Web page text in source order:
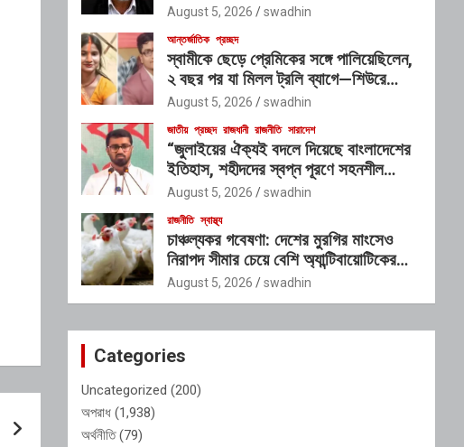
August 5, 2026 swadhin
আন্তর্জাতিক প্রচ্ছদ
স্বামীকে ছেড়ে প্রেমিকের সঙ্গে পালিয়েছিলেন,
২ বছর পর যা মিলল ট্রলি ব্যাগে—শিউরে
উঠছে সবাই
August 5, 2026 swadhin
জাতীয় প্রচ্ছদ রাজধানী রাজনীতি সারাদেশ
“জুলাইয়ের ঐক্যই বদলে দিয়েছে বাংলাদেশের
ইতিহাস, শহীদদের স্বপ্ন পূরণে সহনশীল
গণতন্ত্রের বিকল্প নেই” : রাশেদ খাঁন
August 5, 2026 swadhin
রাজনীতি স্বাস্থ্য
চাঞ্চল্যকর গবেষণা: দেশের মুরগির মাংসেও
নিরাপদ সীমার চেয়ে বেশি অ্যান্টিবায়োটিকের
উপস্থিতি!
August 5, 2026 swadhin
Categories
Uncategorized (200)
অপরাধ (1,938)
অর্থনীতি(79)